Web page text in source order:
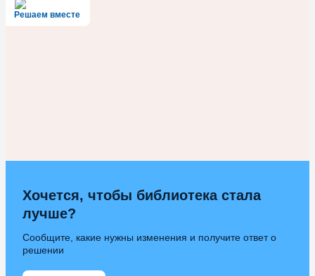
Решаем вместе
Хочется, чтобы библиотека стала
лучше?
Сообщите, какие нужны изменения и получите ответ о
решении